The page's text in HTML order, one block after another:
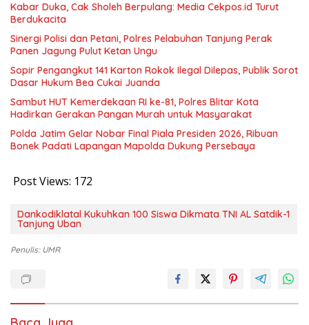
Kabar Duka, Cak Sholeh Berpulang: Media Cekpos.id Turut
Berdukacita
Sinergi Polisi dan Petani, Polres Pelabuhan Tanjung Perak
Panen Jagung Pulut Ketan Ungu
Sopir Pengangkut 141 Karton Rokok Ilegal Dilepas, Publik Sorot
Dasar Hukum Bea Cukai Juanda
Sambut HUT Kemerdekaan RI ke-81, Polres Blitar Kota
Hadirkan Gerakan Pangan Murah untuk Masyarakat
Polda Jatim Gelar Nobar Final Piala Presiden 2026, Ribuan
Bonek Padati Lapangan Mapolda Dukung Persebaya
Post Views: 172
Dankodiklatal Kukuhkan 100 Siswa Dikmata TNI AL Satdik-1
Tanjung Uban
Penulis: UMR